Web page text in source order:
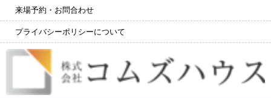
来場予約・お問合わせ
プライバシーポリシーについて